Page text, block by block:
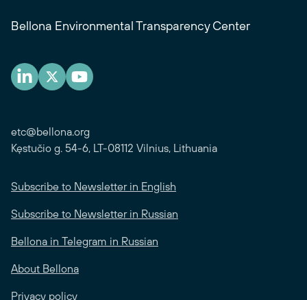
Bellona Environmental Transparency Center
etc@bellona.org
Kęstučio g. 54-6, LT-08112 Vilnius, Lithuania
Subscribe to Newsletter in English
Subscribe to Newsletter in Russian
Bellona in Telegram in Russian
About Bellona
Privacy policy